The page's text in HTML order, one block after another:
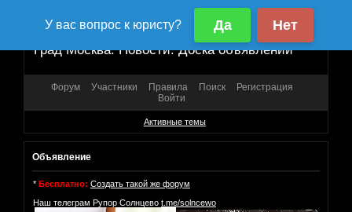
Град Москва. Новости. Доска объявлений
Форум Участники Правила Поиск
Регистрация
Войти
Активные темы
Объявление
* Бесплатно: Создать такой же форум
Наш телеграм Рупор Солнцево t.me/solncewo